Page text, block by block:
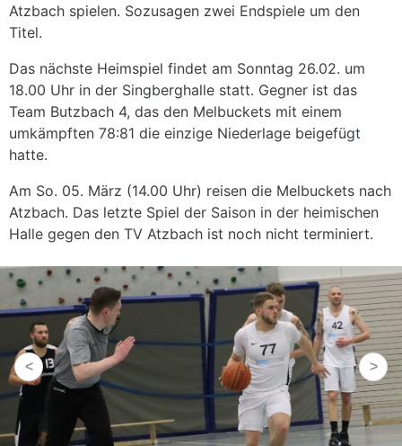
Atzbach spielen. Sozusagen zwei Endspiele um den
Titel.
Das nächste Heimspiel findet am Sonntag 26.02. um
18.00 Uhr in der Singberghalle statt. Gegner ist das
Team Butzbach 4, das den Melbuckets mit einem
umkämpften 78:81 die einzige Niederlage beigefügt
hatte.
Am So. 05. März (14.00 Uhr) reisen die Melbuckets nach
Atzbach. Das letzte Spiel der Saison in der heimischen
Halle gegen den TV Atzbach ist noch nicht terminiert.